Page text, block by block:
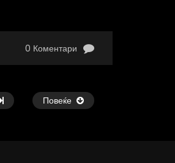
0 Коментари
Повеќе